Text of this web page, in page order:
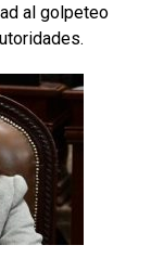
al golpeteo